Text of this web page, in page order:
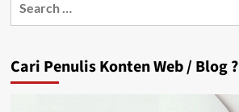
Cari Penulis Konten Web / Blog ?